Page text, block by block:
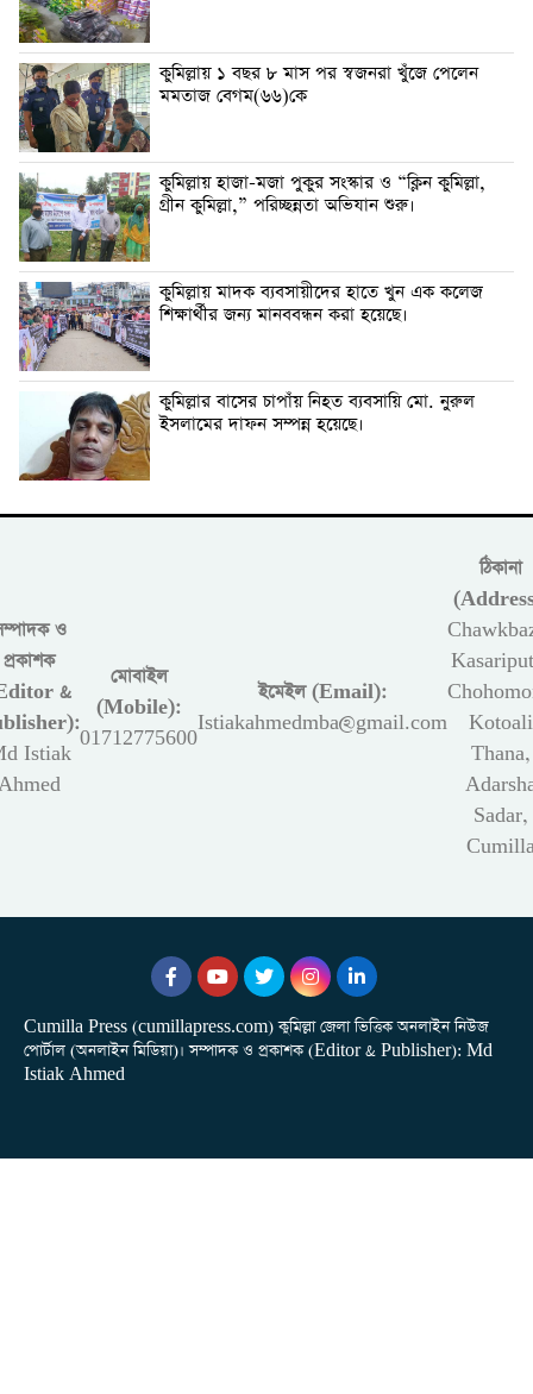
কুমিল্লায় ১ বছর ৮ মাস পর স্বজনরা খুঁজে পেলেন
মমতাজ বেগম(৬৬)কে
কুমিল্লায় হাজা-মজা পুকুর সংস্কার ও “ক্লিন কুমিল্লা,
গ্রীন কুমিল্লা,” পরিচ্ছন্নতা অভিযান শুরু।
কুমিল্লায় মাদক ব্যবসায়ীদের হাতে খুন এক কলেজ
শিক্ষার্থীর জন্য মানববন্ধন করা হয়েছে।
কুমিল্লার বাসের চাপাঁয় নিহত ব্যবসায়ি মো. নুরুল
ইসলামের দাফন সম্পন্ন হয়েছে।
ও
প্রকাশক
&
Istiak
মোবাইল
(Mobile):
01712775600
ইমেইল (Email):
Istiakahmedmba@gmail.com
ঠিকানা
Kotoali
Thana,
Sadar,
Cumilla Press (cumillapress.com) কুমিল্লা জেলা ভিত্তিক অনলাইন নিউজ
পোর্টাল (অনলাইন মিডিয়া)। সম্পাদক ও প্রকাশক (Editor & Publisher): Md
Istiak Ahmed